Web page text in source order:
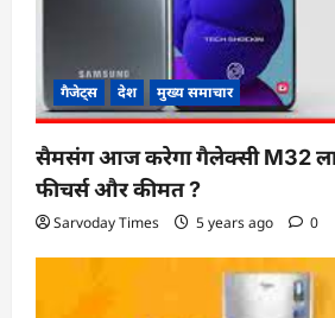
गैजेट्स देश मुख्य समाचार
सैमसंग आज करेगा गैलेक्सी M32
फीचर्स और कीमत ?
Sarvoday Times 5 years ago 0